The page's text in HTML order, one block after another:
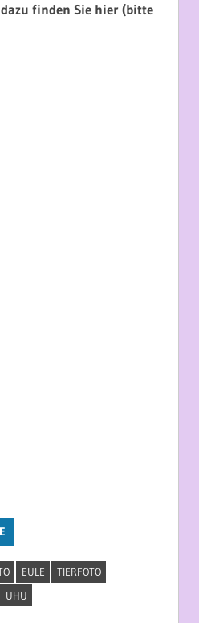
finden Sie hier (bitte
EULE
TIERFOTO
UHU